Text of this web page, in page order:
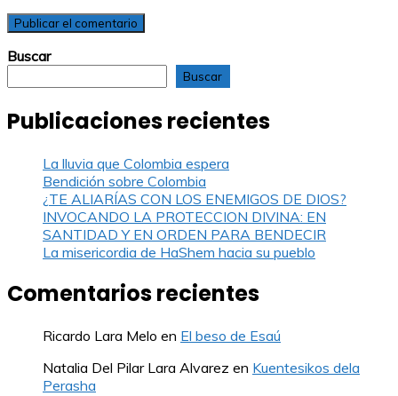
Buscar
Buscar
Publicaciones recientes
La lluvia que Colombia espera
Bendición sobre Colombia
¿TE ALIARÍAS CON LOS ENEMIGOS DE DIOS?
INVOCANDO LA PROTECCION DIVINA: EN
SANTIDAD Y EN ORDEN PARA BENDECIR
La misericordia de HaShem hacia su pueblo
Comentarios recientes
Ricardo Lara Melo en El beso de Esaú
Natalia Del Pilar Lara Alvarez en Kuentesikos dela
Perasha